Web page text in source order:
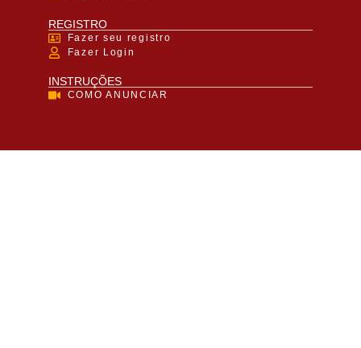
REGISTRO
Fazer seu registro
Fazer Login
INSTRUÇÕES
COMO ANUNCIAR